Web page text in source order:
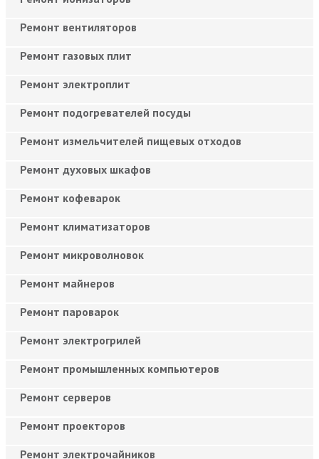
Ремонт вентиляторов
Ремонт газовых плит
Ремонт электроплит
Ремонт подогревателей посуды
Ремонт измельчителей пищевых отходов
Ремонт духовых шкафов
Ремонт кофеварок
Ремонт климатизаторов
Ремонт микроволновок
Ремонт майнеров
Ремонт пароварок
Ремонт электрогрилей
Ремонт промышленных компьютеров
Ремонт серверов
Ремонт проекторов
Ремонт электрочайников